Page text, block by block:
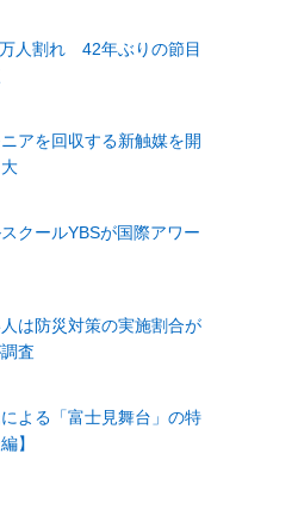
人割れ 42年ぶりの節目
アを回収する新触媒を開
クールYBSが国際アワー
は防災対策の実施割合が
査
よる「富士見舞台」の特
】